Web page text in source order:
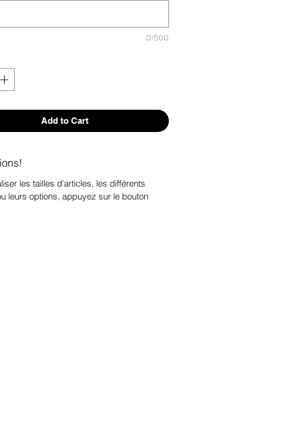
0/500
Add to Cart
les tailles d'articles, les différents
leurs options, appuyez sur le bouton